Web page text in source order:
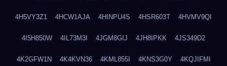
4H5VY3Z1 4HCW1AJA 4HINPU4S 4HSR603T 4HVMV9QI
4I5H850W 4IL73M3I 4JGM8GIJ 4JH8IPKK 4JS349D2
4K2GFW1N 4K4KVN36 4KML855I 4KNS3G0Y 4KQJIFMI